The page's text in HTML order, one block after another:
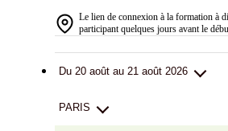
Le lien de connexion à la formation à
participant quelques jours avant le
Du 20 août au 21 août 2026
PARIS